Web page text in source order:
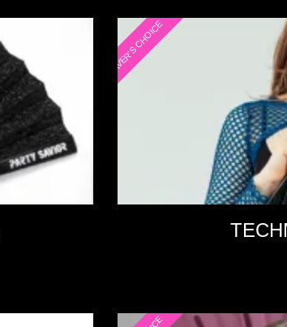
RAVER'S CHOICE